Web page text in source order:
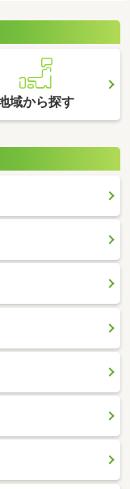
介します。
域から探す